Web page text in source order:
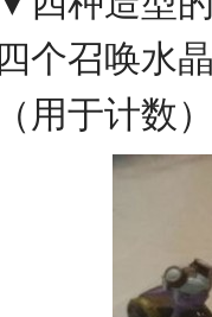
四个召唤水
（用于计数